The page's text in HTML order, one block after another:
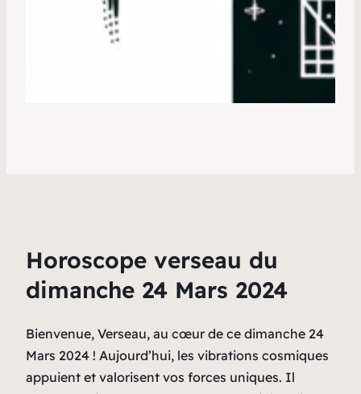
Horoscope verseau du
dimanche 24 Mars 2024
Bienvenue, Verseau, au cœur de ce dimanche 24
Mars 2024 ! Aujourd’hui, les vibrations cosmiques
appuient et valorisent vos forces uniques. Il